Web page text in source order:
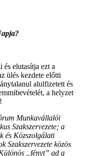
elutasítja ezt a
ülés kezdete előtti
alulfizetett és
a helyzet
Munkavállalói
Szakszervezete; a
és Közszolgálati
Szakszervezete közös
„fényt” ad a